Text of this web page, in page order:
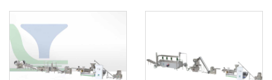
chiqarish liniyasi